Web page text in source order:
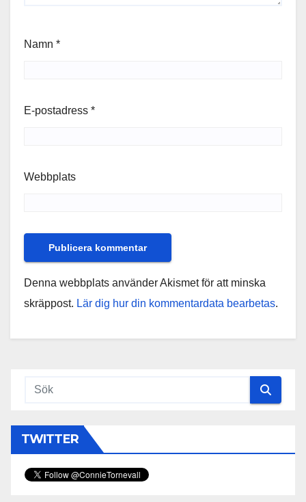
Namn *
E-postadress *
Webbplats
Denna webbplats använder Akismet för att minska
skräppost. Lär dig hur din kommentardata bearbetas.
TWITTER